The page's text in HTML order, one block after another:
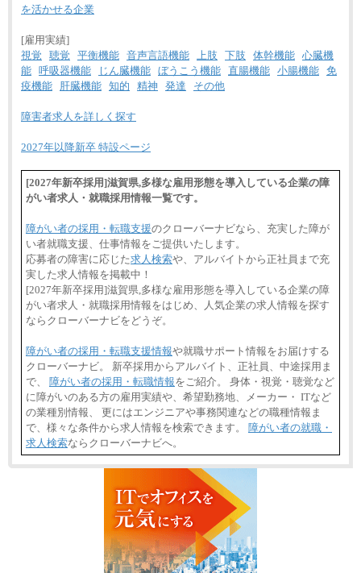
を活かせる企業
[雇用実績]
視覚
聴覚 平衡機能 音声言語機能 上肢 下肢 体幹機能 心臓機
能 呼吸器機能 じん臓機能 ぼうこう機能 直腸機能 小腸機能 免
疫機能
肝臓機能 知的 精神 発達 その他
障害者求人を詳しく探す
2027年以降新卒 特設ページ
[2027年新卒採用]滋賀県,多様な雇用形態を導入している企業の障
がい者求人・就職採用情報一覧です。
障がい者の採用・転職支援のクローバーナビなら、充実した障が
い者就職支援、仕事情報をご提供いたします。
応募者の障害に応じた求人検索や、アルバイトから正社員まで充
実した求人情報を掲載中！
[2027年新卒採用]滋賀県,多様な雇用形態を導入している企業の障
がい者求人・就職採用情報をはじめ、人気企業の求人情報を探す
ならクローバーナビをどうぞ。
障がい者の採用・転職支援情報や就職サポート情報をお届けする
クローバーナビ。 新卒採用からアルバイト、正社員、中途採用ま
で、 障がい者の採用・転職情報をご紹介。 身体・視覚・聴覚など
に障がいのある方の雇用実績や、希望勤務地、メーカー・ ITなど
の業種別情報、 更にはエンジニアや事務関連などの職種情報ま
で、様々な条件から求人情報を検索できます。 障がい者の就職・
求人検索ならクローバーナビへ。